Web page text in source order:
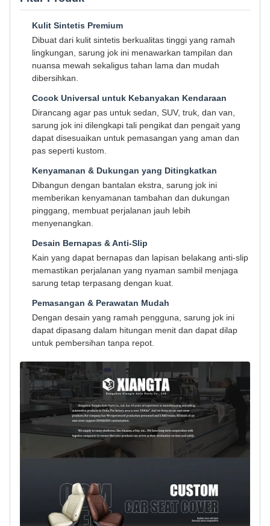
Kulit Sintetis Premium
Dibuat dari kulit sintetis berkualitas tinggi yang ramah
lingkungan, sarung jok ini menawarkan tampilan dan
nuansa mewah sekaligus tahan lama dan mudah
dibersihkan.
Cocok Universal untuk Kebanyakan Kendaraan
Dirancang agar pas untuk sedan, SUV, truk, dan van,
sarung jok ini dilengkapi tali pengikat dan pengait yang
dapat disesuaikan untuk pemasangan yang aman dan
pas seperti kustom.
Kenyamanan & Dukungan yang Ditingkatkan
Dibangun dengan bantalan ekstra, sarung jok ini
memberikan kenyamanan tambahan dan dukungan
pinggang, membuat perjalanan jauh lebih
menyenangkan.
Desain Bernapas & Anti-Slip
Kain yang dapat bernapas dan lapisan belakang anti-slip
memastikan perjalanan yang nyaman sambil menjaga
sarung tetap terpasang dengan kuat.
Pemasangan & Perawatan Mudah
Dengan desain yang ramah pengguna, sarung jok ini
dapat dipasang dalam hitungan menit dan dapat dilap
untuk pembersihan tanpa repot.